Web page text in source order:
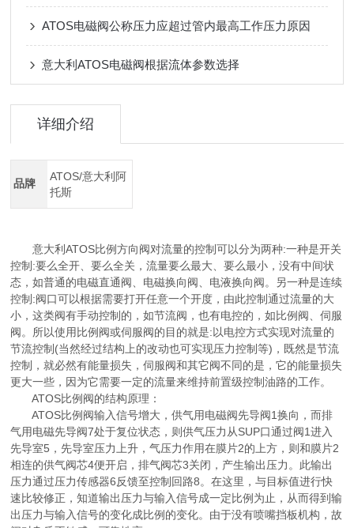
ATOS电磁阀公称压力应超过管内最高工作压力原因
意大利ATOS电磁阀根据流体参数选择
详细介绍
品牌
ATOS/意大利阿
托斯
意大利ATOS比例方向阀对流量的控制可以分为两种:一种是开关
控制:要么全开、要么全关，流量要么最大、要么最小，没有中间状
态，如普通的电磁直通阀、电磁换向阀、电液换向阀。另一种是连续
控制:阀口可以根据需要打开任意一个开度，由此控制通过流量的大
小，这类阀有手动控制的，如节流阀，也有电控的，如比例阀、伺服
阀。所以使用比例阀或伺服阀的目的就是:以电控方式实现对流量的
节流控制(当然经过结构上的改动也可实现压力控制等)，既然是节流
控制，就必然有能量损失，伺服阀和其它阀不同的是，它的能量损失
更大一些，因为它需要一定的流量来维持前置级控制油路的工作。
ATOS比例阀的结构原理：
ATOS比例阀输入信号增大，供气用电磁阀先导阀1换向，而排
气用电磁先导阀7处于复位状态，则供气压力从SUP口通过阀1进入
先导室5，先导室压力上升，气压力作用在膜片2的上方，则和膜片2
相连的供气阀芯4便开启，排气阀芯3关闭，产生输出压力。此输出
压力通过压力传感器6反馈至控制回路8。在这里，与目标值进行快
速比较修正，知道输出压力与输入信号成一定比例为止，从而得到输
出压力与输入信号的变化成比例的变化。由于没有喷嘴挡板机构，故